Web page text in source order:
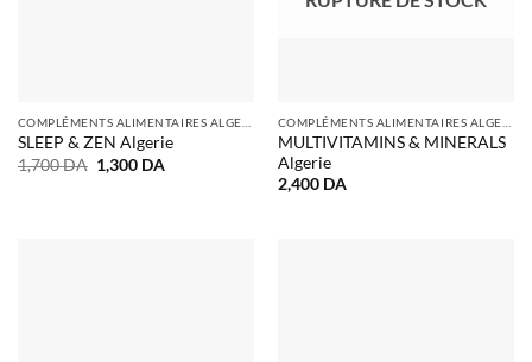
SLEEP & ZEN Algerie
1,700DA Le
prix
1,300 DALe
MULTIVITAMINS & MINERALS
Algerie
2,400 DA